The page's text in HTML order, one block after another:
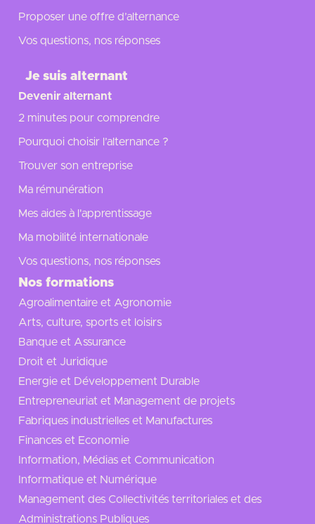
Proposer une offre d’alternance
Vos questions, nos réponses
Je suis alternant
Devenir alternant
2 minutes pour comprendre
Pourquoi choisir l’alternance ?
Trouver son entreprise
Ma rémunération
Mes aides à l'apprentissage
Ma mobilité internationale
Vos questions, nos réponses
Nos formations
Agroalimentaire et Agronomie
Arts, culture, sports et loisirs
Banque et Assurance
Droit et Juridique
Energie et Développement Durable
Entrepreneuriat et Management de projets
Fabriques industrielles et Manufactures
Finances et Economie
Information, Médias et Communication
Informatique et Numérique
Management des Collectivités territoriales et des
Administrations Publiques